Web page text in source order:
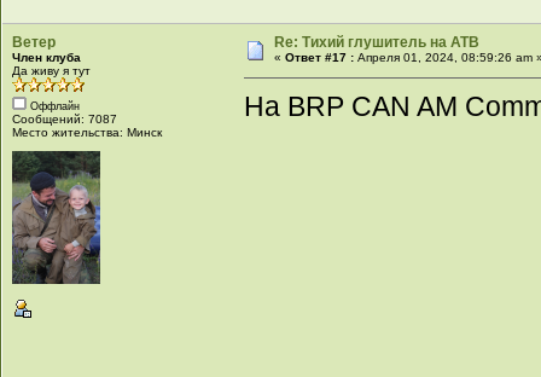
Ветер
Член клуба
Да живу я тут
Оффлайн
Сообщений: 7087
Место жительства: Минск
Re: Тихий глушитель на АТВ
«Ответ #17 : Апреля 01, 2024, 08:59:26 am
На BRP CAN AM